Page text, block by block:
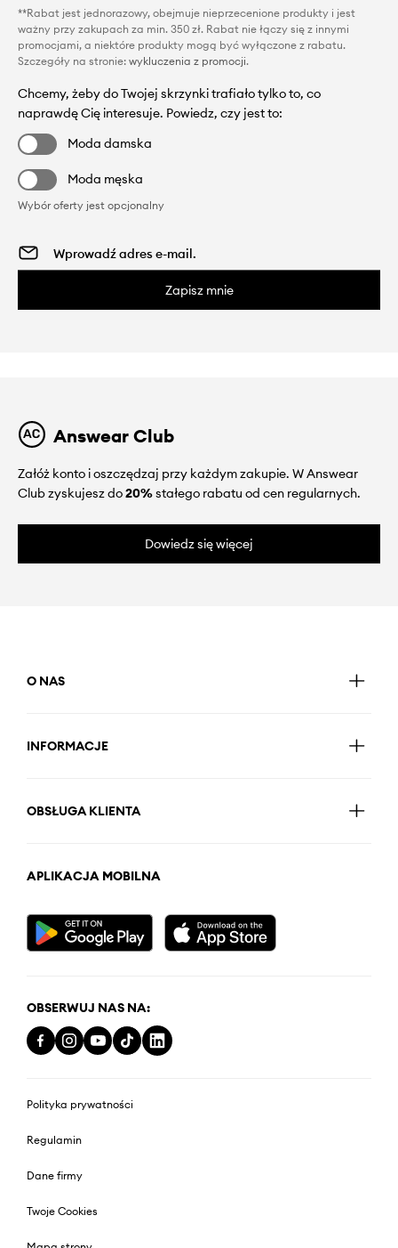
**Rabat jest jednorazowy, obejmuje nieprzecenione produkty i jest
ważny przy zakupach za min. 350 zł. Rabat nie łączy się z innymi
promocjami, a niektóre produkty mogą być wyłączone z rabatu.
Szczegóły na stronie: wykluczenia z promocji.
Chcemy, żeby do Twojej skrzynki trafiało tylko to, co
naprawdę Cię interesuje. Powiedz, czy jest to:
Moda damska
Moda męska
Wybór oferty jest opcjonalny
Zapisz mnie
Answear Club
Załóż konto i oszczędzaj przy każdym zakupie. W Answear
Club zyskujesz do20%stałego rabatu od cen regularnych.
Dowiedz się więcej
O NAS
INFORMACJE
OBSŁUGA KLIENTA
APLIKACJA MOBILNA
OBSERWUJ NAS NA:
Polityka prywatności
Regulamin
Dane firmy
Twoje Cookies